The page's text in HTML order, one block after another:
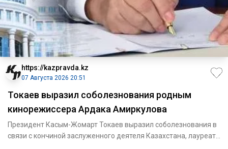
https://kazpravda.kz
07 Августа 2026 20:51
Токаев выразил соболезнования родным
кинорежиссера Ардака Амиркулова
Президент Касым-Жомарт Токаев выразил соболезнования в
связи с кончиной заслуженного деятеля Казахстана, лауреата